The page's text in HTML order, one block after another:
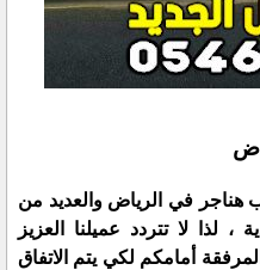
هناجر في الرياض والعديد من
، لذا لا تتردد عميلنا العزيز
أمامكم لكي يتم الاتفاق